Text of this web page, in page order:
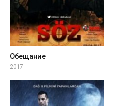
Обещание
2017